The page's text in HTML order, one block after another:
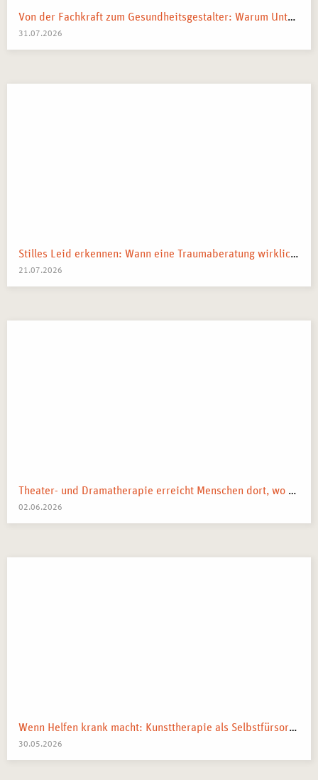
Von der Fachkraft zum Gesundheitsgestalter: Warum Unternehmen 2026 Business Health Coaches brauchen
31.07.2026
Stilles Leid erkennen: Wann eine Traumaberatung wirklich der richtige Schritt ist
21.07.2026
Theater- und Dramatherapie erreicht Menschen dort, wo Worte manchmal nicht mehr weiterkommen.
02.06.2026
Wenn Helfen krank macht: Kunsttherapie als Selbstfürsorge in pflegenden und beratenden Berufen
30.05.2026